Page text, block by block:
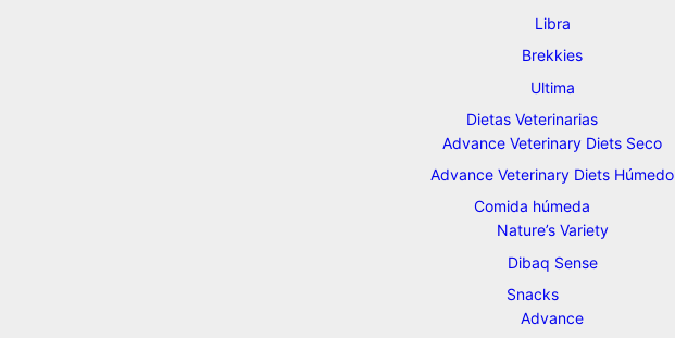
Libra
Brekkies
Ultima
Dietas Veterinarias
Advance Veterinary Diets Seco
Advance Veterinary Diets Húmedo
Comida húmeda
Nature’s Variety
Dibaq Sense
Snacks
Advance